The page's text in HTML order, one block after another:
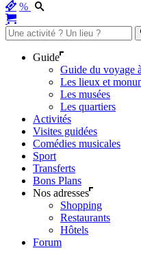
%
Guide
Guide du voyage
Les lieux et
Les musées
Les quartiers
Activités
Visites guidées
Comédies musicales
Sport
Transferts
Bons Plans
Nos adresses
Shopping
Restaurants
Hôtels
Forum